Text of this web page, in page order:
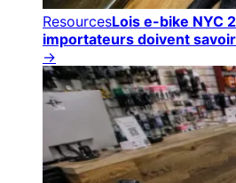
ResourcesLois e-bike NYC
importateurs doivent savoir
→